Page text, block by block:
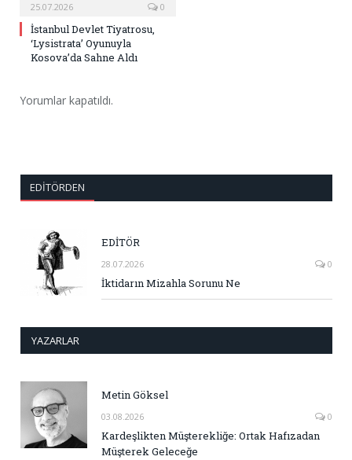
25.07.2026 0
İstanbul Devlet Tiyatrosu,
‘Lysistrata’ Oyunuyla
Kosova’da Sahne Aldı
Yorumlar kapatıldı.
EDITÖRDEN
EDİTÖR
28.07.2026 0
İktidarın Mizahla Sorunu Ne
YAZARLAR
Metin Göksel
03.08.2026 0
Kardeşlikten Müşterekliğe: Ortak Hafızadan
Müşterek Geleceğe